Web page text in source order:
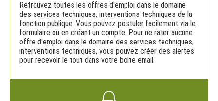
Retrouvez toutes les offres d'emploi dans le domaine
des services techniques, interventions techniques de la
fonction publique. Vous pouvez postuler facilement via le
formulaire ou en créant un compte. Pour ne rater aucune
offre d'emploi dans le domaine des services techniques,
interventions techniques, vous pouvez créer des alertes
pour recevoir le tout dans votre boite email.